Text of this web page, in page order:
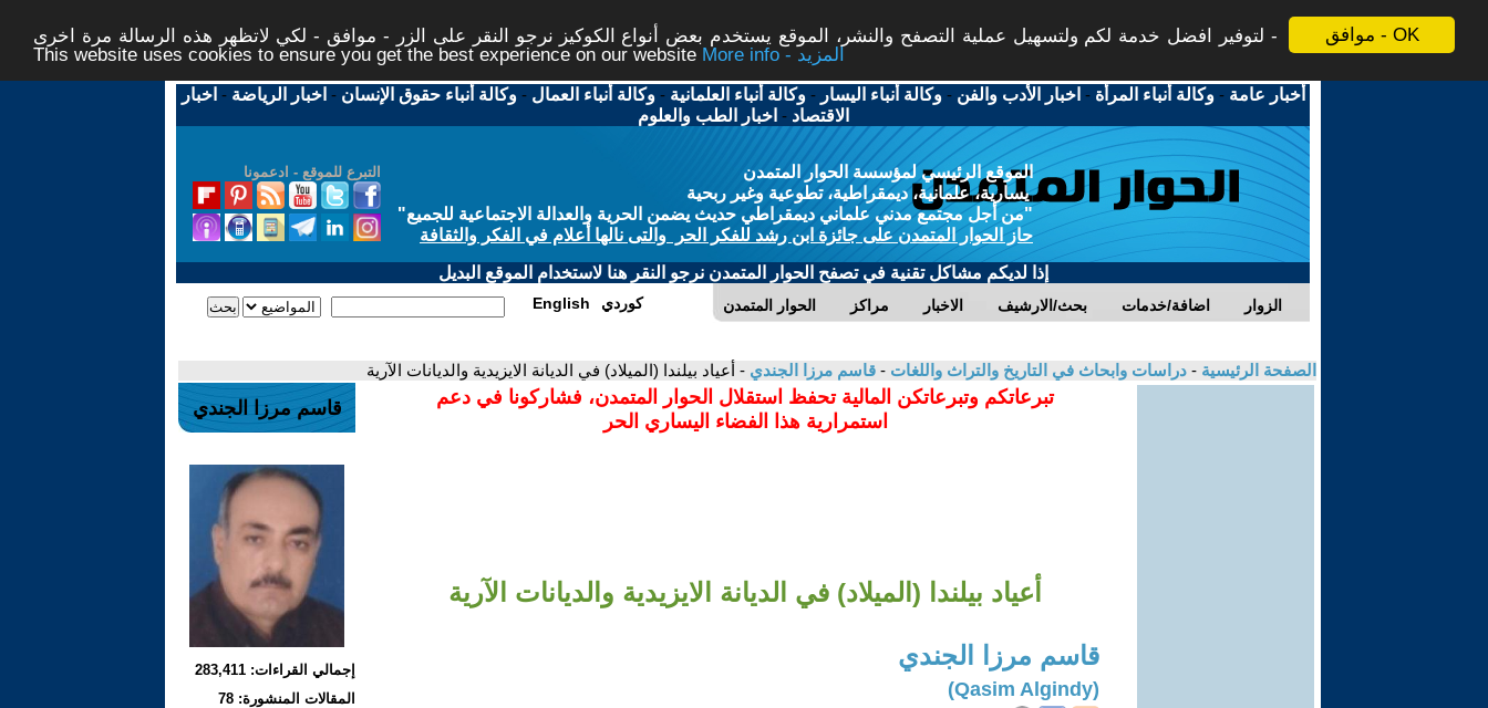
موافق - OK
لتوفير افضل خدمة لكم ولتسهيل عملية التصفح والنشر، الموقع يستخدم بعض أنواع الكوكيز نرجو النقر على الزر - موافق - لكي لاتظهر هذه الرسالة مرة اخرى -
This website uses cookies to ensure you get the best experience on our website
More info - المزيد
أخبار عامة -وكالة أنباء المرأة - اخبار الأدب والفن -وكالة أنباء اليسار -وكالة أنباء العلمانية -وكالة أنباء العمال -وكالة أنباء حقوق الإنسان - اخبار الرياضة - اخبار
الاقتصاد - اخبار الطب والعلوم
التبرع للموقع - ادعمونا
الموقع الرئيسي لمؤسسة الحوار المتمدن
يسارية، علمانية، ديمقراطية، تطوعية وغير ربحية
"من أجل مجتمع مدني علماني ديمقراطي حديث يضمن الحرية والعدالة الاجتماعية للجميع"
حاز الحوار المتمدن على جائزة ابن رشد للفكر الحر والتى نالها أعلام في الفكر والثقافة
إذا لديكم مشاكل تقنية في تصفح الحوار المتمدن نرجو النقر هنا لاستخدام الموقع البديل
الحوار المتمدن مراكز الاخبار بحث/الارشيف اضافة/خدمات الزوار English كوردي
الصفحة الرئيسية - دراسات وابحاث في التاريخ والتراث واللغات - قاسم مرزا الجندي - أعياد بيلندا (الميلاد) في الديانة الايزيدية والديانات الآرية
تبرعاتكم وتبرعاتكن المالية تحفظ استقلال الحوار المتمدن، فشاركونا في دعم
استمرارية هذا الفضاء اليساري الحر
أعياد بيلندا (الميلاد) في الديانة الايزيدية والديانات الآرية
قاسم مرزا الجندي
(Qasim Algindy)
قاسم مرزا الجندي
إجمالي القراءات: 283,411
المقالات المنشورة: 78